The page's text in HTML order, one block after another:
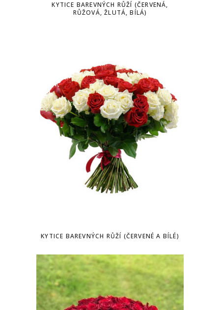
KYTICE BAREVNÝCH RŮŽÍ (ČERVENÁ,
RŮŽOVÁ, ŽLUTÁ, BÍLÁ)
KYTICE BAREVNÝCH RŮŽÍ (ČERVENÉ A BÍLÉ)